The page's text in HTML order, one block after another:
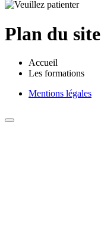
Plan du site
Accueil
Les formations
Mentions légales